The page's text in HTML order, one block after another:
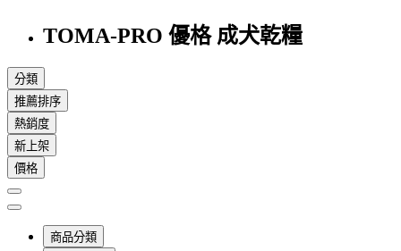
TOMA-PRO 優格 成犬乾糧
分類
推薦排序
熱銷度
新上架
價格
商品分類